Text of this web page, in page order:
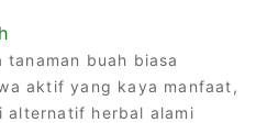
buah biasa
aktif yang kaya manfaat,
alternatif herbal alami